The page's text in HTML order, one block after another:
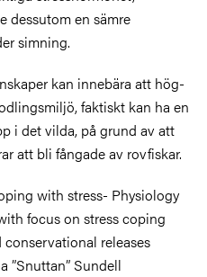
dessutom en sämre
simning.
kan innebära att hög-
faktiskt kan ha en
i det vilda, på grund av att
att bli fångade av rovfiskar.
with stress- Physiology
focus on stress coping
releases
”Snuttan” Sundell